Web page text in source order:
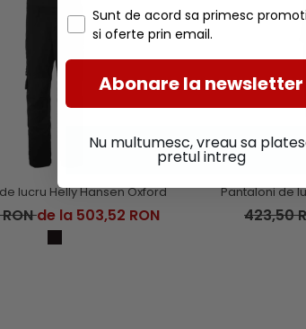
lucru Helly Hansen Oxford
de la 503,52 RON
Pantaloni de
423,50
Sunt de acord sa primesc
si oferte prin email.
Abonare la newsletter
Nu multumesc, vreau sa
pretul intreg